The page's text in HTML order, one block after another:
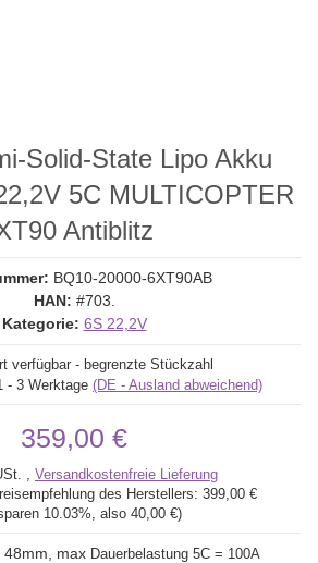
Solid-State Lipo Akku
5C MULTICOPTER
Antiblitz
BQ10-20000-6XT90AB
HAN: #703.
Kategorie: 6S 22,2V
verfügbar - begrenzte Stückzahl
- 3 Werktage (DE - Ausland abweichend)
359,00 €
, Versandkostenfreie Lieferung
des Herstellers: 399,00 €
10.03%, also 40,00 €)
48mm, max Dauerbelastung 5C = 100A